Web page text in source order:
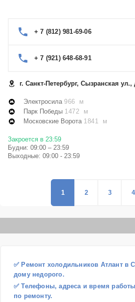
+ 7 (812) 981-69-06
+ 7 (921) 648-68-91
г. Санкт-Петербург, Сызранская
Электросила 966 м
Парк Победы 1472 м
Московские Ворота 1841 м
Закроется в 23:59
Будни: 09:00 – 23:59
Выходные: 09:00 - 23:59
1 2 3 4
✅ Ремонт холодильников Атлант в
дому недорого.
✅ Телефоны, адреса и время
по ремонту.